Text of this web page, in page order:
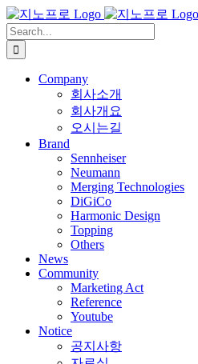
Skip
to
content
Search
for:
Company
회사소개
회사개요
오시는길
Brand
Sennheiser
Neumann
Merging Technologies
DiGiCo
Harmonic Design
Topping
Others
News
Community
Marketing Act
Reference
Youtube
Notice
공지사항